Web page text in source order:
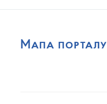
Мапа порталу